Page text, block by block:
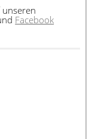
Facebook